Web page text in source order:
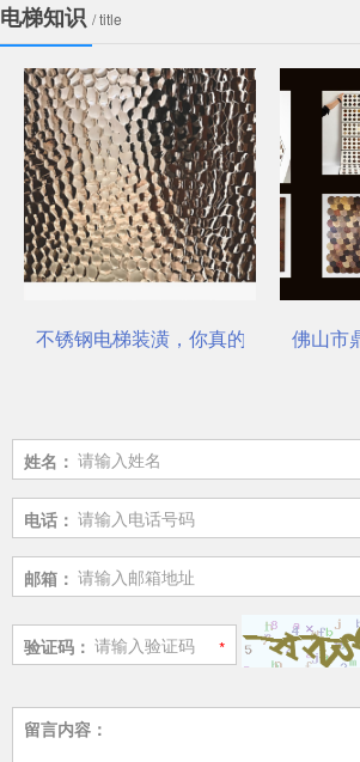
电梯知识 / title
不锈钢电梯装潢，你真的选对了吗？
佛山市
姓名：
电话：
邮箱：
验证码：
留言内容：